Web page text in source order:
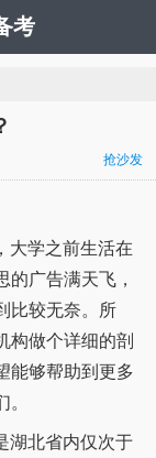
考
抢沙发
大学之前生活在
广告满天飞，
比较无奈。所
构做个详细的剖
能够帮助到更多
湖北省内仅次于